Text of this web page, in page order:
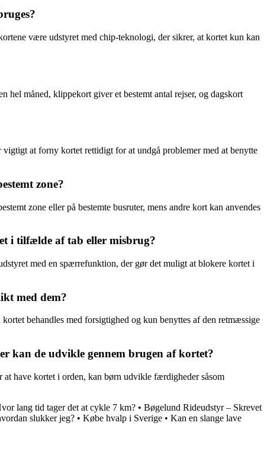
være udstyret med chip-teknologi, der sikrer, at kortet kun kan
måned, klippekort giver et bestemt antal rejser, og dagskort
at forny kortet rettidigt for at undgå problemer med at benytte
zone?
zone eller på bestemte busruter, mens andre kort kan anvendes
i tilfælde af tab eller misbrug?
med en spærrefunktion, der gør det muligt at blokere kortet i
med dem?
behandles med forsigtighed og kun benyttes af den retmæssige
kan de udvikle gennem brugen af kortet?
have kortet i orden, kan børn udvikle færdigheder såsom
lang tid tager det at cykle 7 km? • Bøgelund Rideudstyr – Skrevet
slukker jeg? • Købe hvalp i Sverige • Kan en slange lave